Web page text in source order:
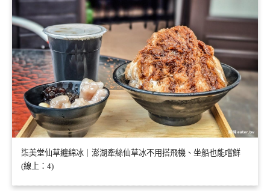
柒美堂仙草纏綿冰｜澎湖牽絲仙草冰不用搭飛機、坐船也能嚐鮮
(線上：4)